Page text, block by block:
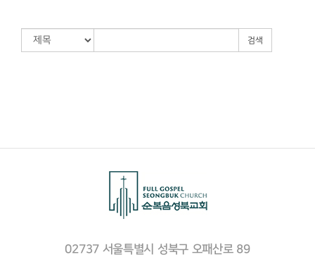
검색
02737 서울특별시 성북구 오패산로 89